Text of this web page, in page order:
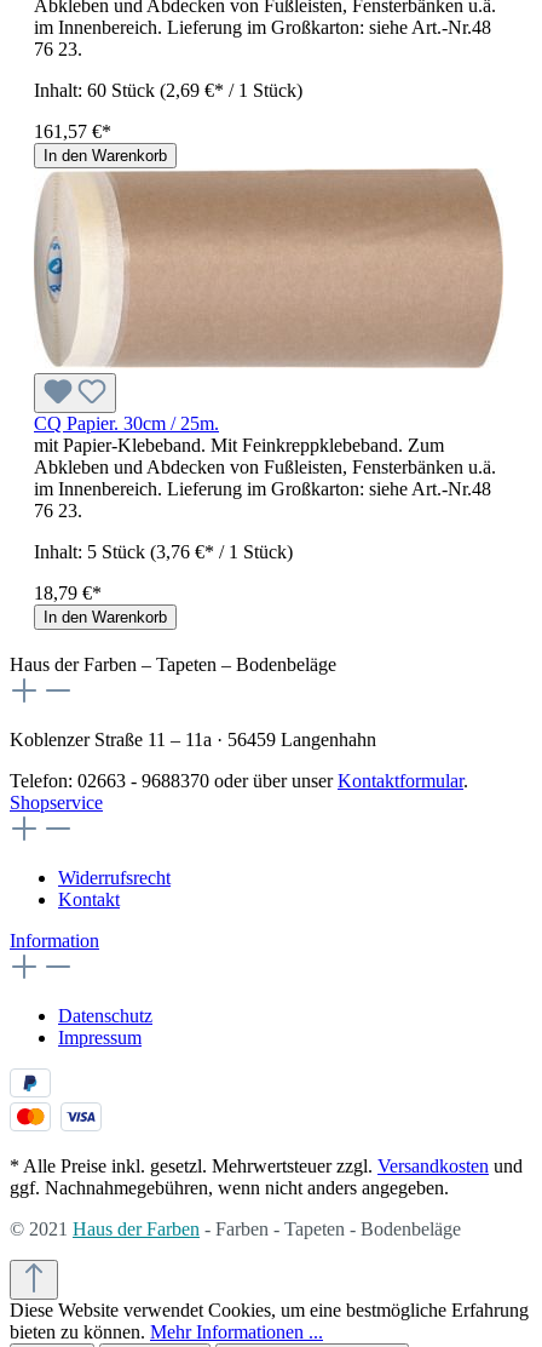
Abkleben und Abdecken von Fußleisten, Fensterbänken u.ä.
im Innenbereich. Lieferung im Großkarton: siehe Art.-Nr.48
76 23.
Inhalt: 60 Stück (2,69 €* / 1 Stück)
161,57 €*
In den Warenkorb
CQ Papier. 30cm / 25m.
mit Papier-Klebeband. Mit Feinkreppklebeband. Zum
Abkleben und Abdecken von Fußleisten, Fensterbänken u.ä.
im Innenbereich. Lieferung im Großkarton: siehe Art.-Nr.48
76 23.
Inhalt: 5 Stück (3,76 €* / 1 Stück)
18,79 €*
In den Warenkorb
Haus der Farben – Tapeten – Bodenbeläge
Koblenzer Straße 11 – 11a · 56459 Langenhahn
Telefon: 02663 - 9688370 oder über unserKontaktformular.
Shopservice
Widerrufsrecht
Kontakt
Information
Datenschutz
Impressum
* Alle Preise inkl. gesetzl. Mehrwertsteuer zzgl. Versandkosten und
ggf. Nachnahmegebühren, wenn nicht anders angegeben.
© 2021 Haus der Farben - Farben - Tapeten - Bodenbeläge
Diese Website verwendet Cookies, um eine bestmögliche Erfahrung
bieten zu können. Mehr Informationen ...